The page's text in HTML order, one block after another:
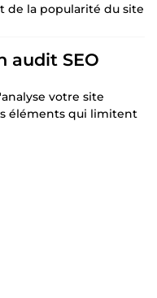
de la popularité du site
audit SEO
votre site
éléments qui limitent